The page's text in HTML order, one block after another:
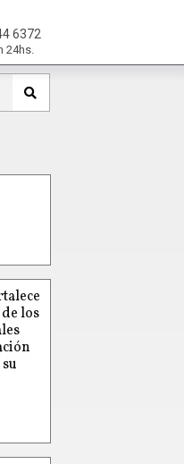
6372
24hs.
los